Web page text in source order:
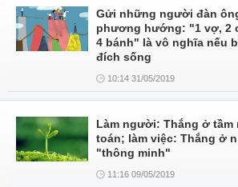
Gửi những người đàn
phương hướng: "1 vợ, 2
4 bánh" là vô nghĩa nếu
đích sống
10:14 31/05/2019
Làm người: Thắng ở
toán; làm việc: Thắng ở
"thông minh"
11:16 09/05/2019